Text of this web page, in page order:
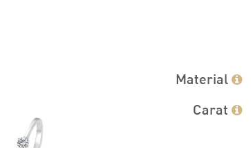
Material
Carat